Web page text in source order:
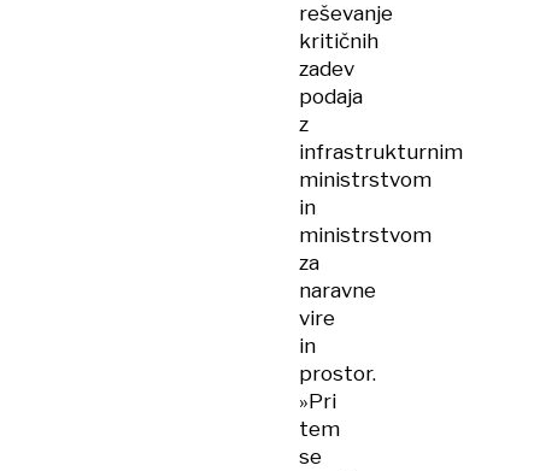
reševanje
kritičnih
zadev
podaja
z
infrastrukturnim
ministrstvom
in
ministrstvom
za
naravne
vire
in
prostor.
»Pri
tem
se